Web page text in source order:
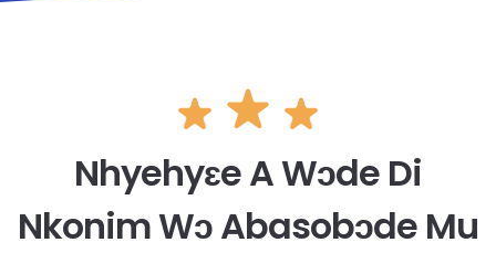
Nhyehyɛe A Wɔde Di
Nkonim Wɔ Abasobɔde Mu